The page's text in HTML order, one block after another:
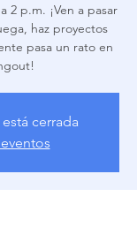
2 p.m. ¡Ven a pasar
haz proyectos
pasa un rato en
cerrada